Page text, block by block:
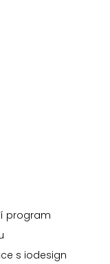
program
s iodesign